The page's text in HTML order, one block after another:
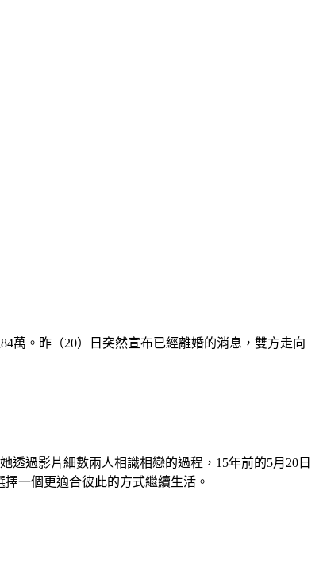
萬。昨（20）日突然宣布已經離婚的消息，雙方走向
過影片細數兩人相識相戀的過程，15年前的5月20日
一個更適合彼此的方式繼續生活。